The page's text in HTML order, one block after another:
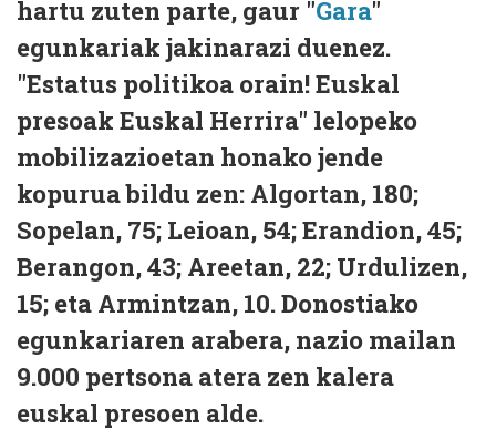
hartu zuten parte, gaur "Gara"
egunkariak jakinarazi duenez.
"Estatus politikoa orain! Euskal
presoak Euskal Herrira" lelopeko
mobilizazioetan honako jende
kopurua bildu zen: Algortan, 180;
Sopelan, 75; Leioan, 54; Erandion, 45;
Berangon, 43; Areetan, 22; Urdulizen,
15; eta Armintzan, 10. Donostiako
egunkariaren arabera, nazio mailan
9.000 pertsona atera zen kalera
euskal presoen alde.